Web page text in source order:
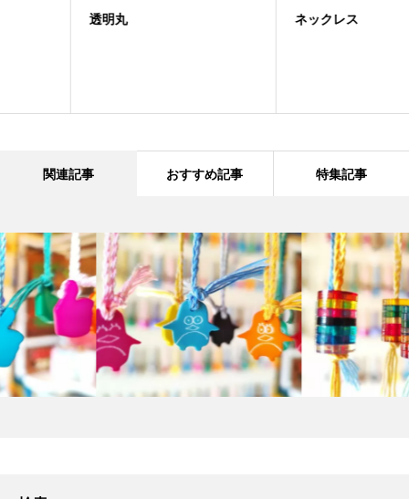
関連記事 おすすめ記事 特集記事